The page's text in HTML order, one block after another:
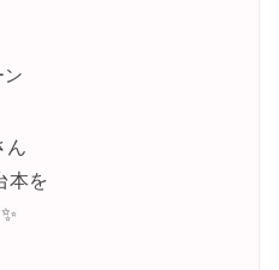
ン
ん
本を